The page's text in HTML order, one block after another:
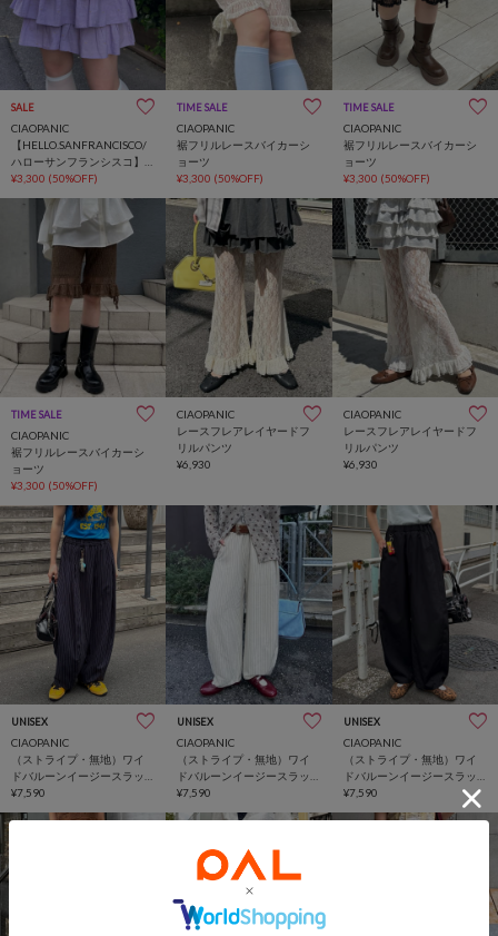
SALE
CIAOPANIC
【HELLO.SANFRANCISCO/
ハローサンフランシスコ】
ラメドットフリルショーツ
¥3,300 (50%OFF)
TIME SALE
CIAOPANIC
裾フリルレースバイカーシ
ョーツ
¥3,300 (50%OFF)
TIME SALE
CIAOPANIC
裾フリルレースバイカーシ
ョーツ
¥3,300 (50%OFF)
TIME SALE
CIAOPANIC
裾フリルレースバイカーシ
ョーツ
¥3,300 (50%OFF)
CIAOPANIC
レースフレアレイヤードフ
リルパンツ
¥6,930
CIAOPANIC
レースフレアレイヤードフ
リルパンツ
¥6,930
UNISEX
CIAOPANIC
（ストライプ・無地）ワイ
ドバルーンイージースラッ
クス
¥7,590
UNISEX
CIAOPANIC
（ストライプ・無地）ワイ
ドバルーンイージースラッ
クス
¥7,590
UNISEX
CIAOPANIC
（ストライプ・無地）ワイ
ドバルーンイージースラッ
クス
¥7,590